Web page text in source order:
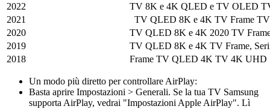
2022
TV 8K e 4K QLED e TV OLED
2021
TV QLED 8K e 4K TV Frame
2020
TV QLED 8K e 4K 2020 TV
2019
TV QLED 8K e 4K TV Frame,
2018
Frame TV QLED 4K TV 4K UHD
Un modo più diretto per controllare AirPlay:
Basta aprire Impostazioni > Generali. Se la tua TV Samsung
supporta AirPlay, vedrai "Impostazioni Apple AirPlay". Lì